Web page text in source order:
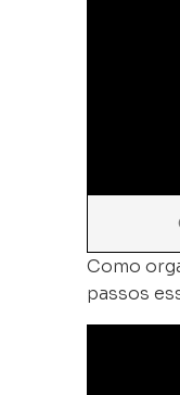
Como
passos